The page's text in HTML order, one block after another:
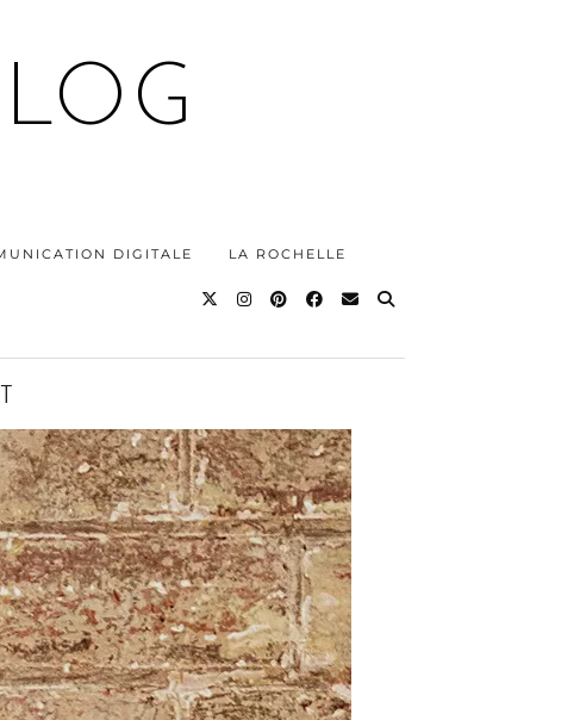
DIGITALE LA ROCHELLE